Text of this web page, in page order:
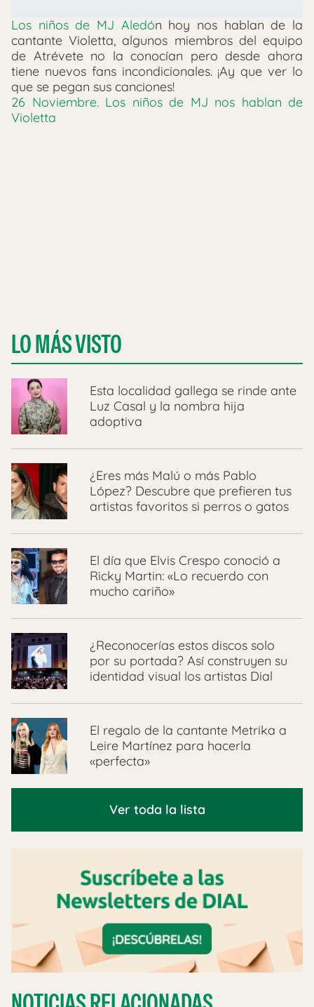
Los niños de MJ Aledón hoy nos hablan de la
cantante Violetta, algunos miembros del equipo
de Atrévete no la conocían pero desde ahora
tiene nuevos fans incondicionales. ¡Ay que ver lo
que se pegan sus canciones!
26 Noviembre. Los niños de MJ nos hablan de
Violetta
LO MÁS VISTO
Esta localidad gallega se rinde ante
Luz Casal y la nombra hija
adoptiva
¿Eres más Malú o más Pablo
López? Descubre que prefieren tus
artistas favoritos si perros o gatos
El día que Elvis Crespo conoció a
Ricky Martin: «Lo recuerdo con
mucho cariño»
¿Reconocerías estos discos solo
por su portada? Así construyen su
identidad visual los artistas Dial
El regalo de la cantante Metrika a
Leire Martínez para hacerla
«perfecta»
Ver toda la lista